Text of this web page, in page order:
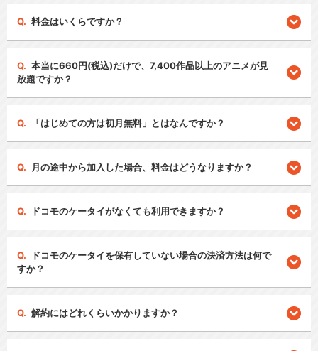
料金はいくらですか？
本当に660円(税込)だけで、7,400作品以上のアニメが見
放題ですか？
「はじめての方は初月無料」とはなんですか？
月の途中から加入した場合、料金はどうなりますか？
ドコモのケータイがなくても利用できますか？
ドコモのケータイを保有していない場合の決済方法は何で
すか？
解約にはどれくらいかかりますか？